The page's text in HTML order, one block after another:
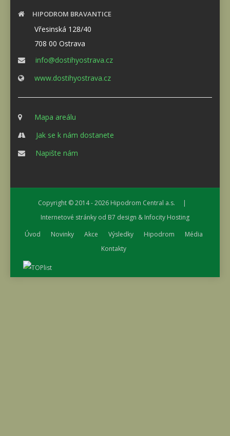
HIPODROM BRAVANTICE
Vřesinská 128/40
708 00 Ostrava
info@dostihyostrava.cz
www.dostihyostrava.cz
Mapa areálu
Jak se k nám dostanete
Napište nám
Copyright © 2014 - 2026 Hipodrom Central a.s. |
Internetové stránky od B7 design & Infocity Hosting
Úvod
Novinky Akce Výsledky Hipodrom
Média
Kontakty